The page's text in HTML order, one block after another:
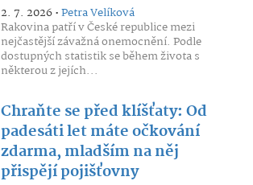
2. 7. 2026 •Petra Velíková
Rakovina patří v České republice mezi
nejčastější závažná onemocnění. Podle
dostupných statistik se během života s
některou z jejích...
Chraňte se před klíšťaty: Od
padesáti let máte očkování
zdarma, mladším na něj
přispějí pojišťovny